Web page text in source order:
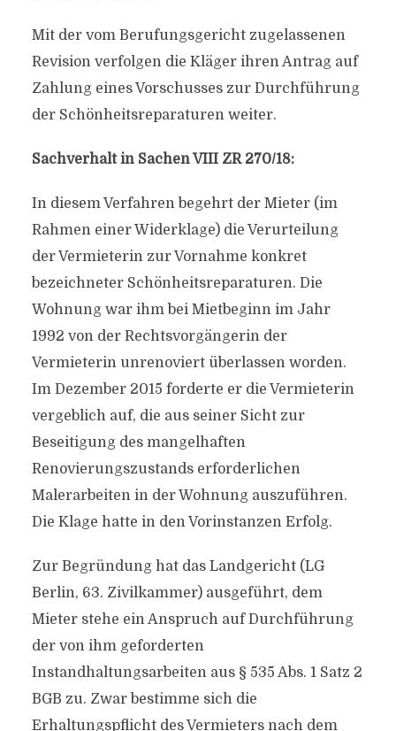
Mit der vom Berufungsgericht zugelassenen
Revision verfolgen die Kläger ihren Antrag auf
Zahlung eines Vorschusses zur Durchführung
der Schönheitsreparaturen weiter.
Sachverhalt in Sachen VIII ZR 270/18:
In diesem Verfahren begehrt der Mieter (im
Rahmen einer Widerklage) die Verurteilung
der Vermieterin zur Vornahme konkret
bezeichneter Schönheitsreparaturen. Die
Wohnung war ihm bei Mietbeginn im Jahr
1992 von der Rechtsvorgängerin der
Vermieterin unrenoviert überlassen worden.
Im Dezember 2015 forderte er die Vermieterin
vergeblich auf, die aus seiner Sicht zur
Beseitigung des mangelhaften
Renovierungszustands erforderlichen
Malerarbeiten in der Wohnung auszuführen.
Die Klage hatte in den Vorinstanzen Erfolg.
Zur Begründung hat das Landgericht (LG
Berlin, 63. Zivilkammer) ausgeführt, dem
Mieter stehe ein Anspruch auf Durchführung
der von ihm geforderten
Instandhaltungsarbeiten aus § 535 Abs. 1 Satz 2
BGB zu. Zwar bestimme sich die
Erhaltungspflicht des Vermieters nach dem